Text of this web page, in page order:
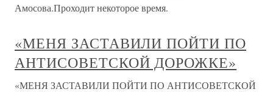
Амосова.Проходит некоторое время.
«МЕНЯ ЗАСТАВИЛИ ПОЙТИ ПО
АНТИСОВЕТСКОЙ ДОРОЖКЕ»
«МЕНЯ ЗАСТАВИЛИ ПОЙТИ ПО АНТИСОВЕТСКОЙ